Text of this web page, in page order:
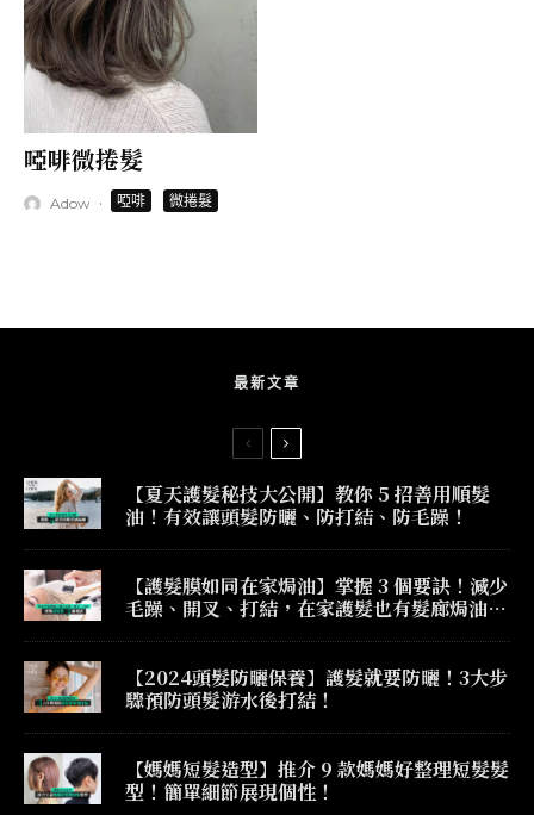
啞啡微捲髮
Adow · 啞啡 微捲髮
最新文章
【夏天護髮秘技大公開】教你 5 招善用順髮
油！有效讓頭髮防曬、防打結、防毛躁！
【護髮膜如同在家焗油】掌握 3 個要訣！減少
毛躁、開叉、打結，在家護髮也有髮廊焗油效
【2024頭髮防曬保養】護髮就要防曬！3大步
驟預防頭髮游水後打結！
【媽媽短髮造型】推介 9 款媽媽好整理短髮髮
型！簡單細節展現個性！